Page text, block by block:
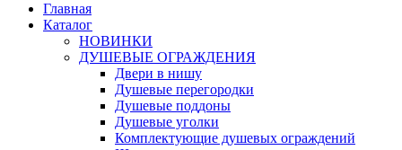
Главная
Каталог
НОВИНКИ
ДУШЕВЫЕ ОГРАЖДЕНИЯ
Двери в нишу
Душевые перегородки
Душевые поддоны
Душевые уголки
Комплектующие душевых ограждений